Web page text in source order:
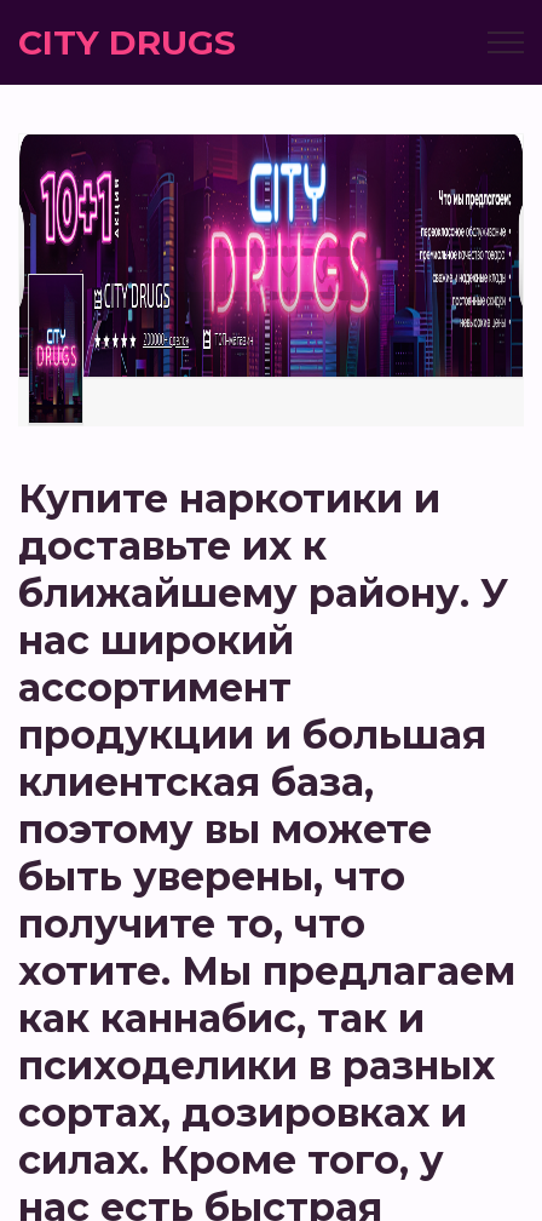
CITY DRUGS
Купите наркотики и
доставьте их к
ближайшему району. У
нас широкий
ассортимент
продукции и большая
клиентская база,
поэтому вы можете
быть уверены, что
получите то, что
хотите. Мы предлагаем
как каннабис, так и
психоделики в разных
сортах, дозировках и
силах. Кроме того, у
нас есть быстрая